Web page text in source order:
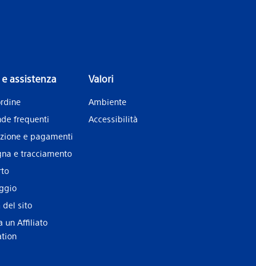
assistenza
frequenti
e pagamenti
e tracciamento
del sito
un Affiliato
Valori
Ambiente
Accessibilità